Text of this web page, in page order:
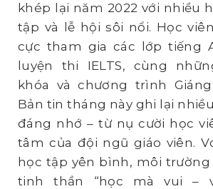
khép lại năm 2022 với nhiều
tập và lễ hội sôi nổi. Học
cực tham gia các lớp tiếng
luyện thi IELTS, cùng
khóa và chương trình
Bản tin tháng này ghi lại
đáng nhớ – từ nụ cười học
tâm của đội ngũ giáo viên.
học tập yên bình, môi
tinh thần “học mà vui –